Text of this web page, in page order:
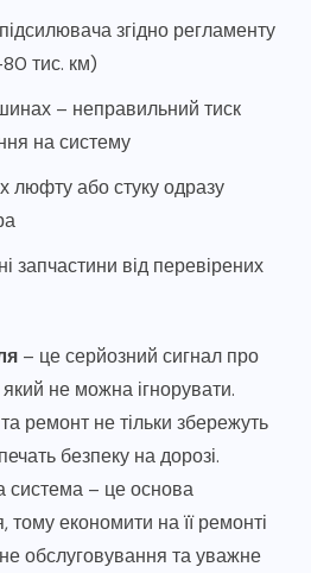
згідно регламенту
тис. км)
– неправильний тиск
на систему
люфту або стуку одразу
запчастини від перевірених
– це серйозний сигнал про
не можна ігнорувати.
ремонт не тільки збережуть
безпеку на дорозі.
система – це основа
тому економити на її ремонті
обслуговування та уважне